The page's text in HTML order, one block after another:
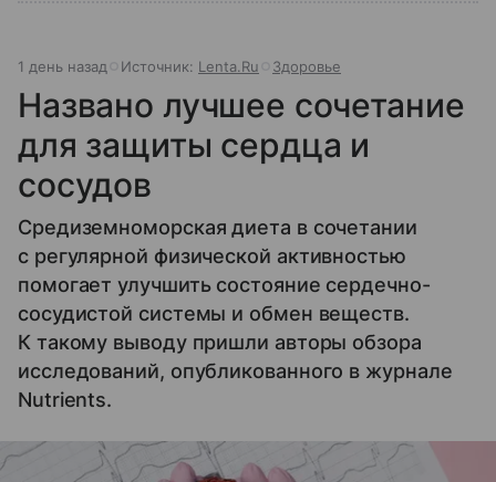
1 день назад Источник: Lenta.Ru Здоровье
Названо лучшее сочетание
для защиты сердца и
сосудов
Средиземноморская диета в сочетании
с регулярной физической активностью
помогает улучшить состояние сердечно-
сосудистой системы и обмен веществ.
К такому выводу пришли авторы обзора
исследований, опубликованного в журнале
Nutrients.